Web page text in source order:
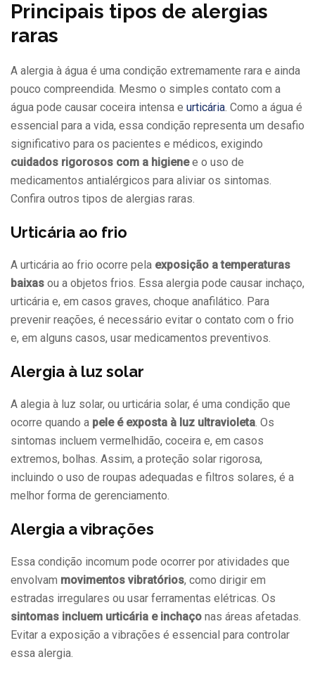
Principais tipos de alergias
raras
A alergia à água é uma condição extremamente rara e ainda
pouco compreendida. Mesmo o simples contato com a
água pode causar coceira intensa e urticária. Como a água é
essencial para a vida, essa condição representa um desafio
significativo para os pacientes e médicos, exigindo
cuidados rigorosos com a higienee o uso de
medicamentos antialérgicos para aliviar os sintomas.
Confira outros tipos de alergias raras.
Urticária ao frio
A urticária ao frio ocorre pela exposição a temperaturas
baixas ou a objetos frios. Essa alergia pode causar inchaço,
urticária e, em casos graves, choque anafilático. Para
prevenir reações, é necessário evitar o contato com o frio
e, em alguns casos, usar medicamentos preventivos.
Alergia à luz solar
A alegia à luz solar, ou urticária solar, é uma condição que
ocorre quando a pele é exposta à luz ultravioleta. Os
sintomas incluem vermelhidão, coceira e, em casos
extremos, bolhas. Assim, a proteção solar rigorosa,
incluindo o uso de roupas adequadas e filtros solares, é a
melhor forma de gerenciamento.
Alergia a vibrações
Essa condição incomum pode ocorrer por atividades que
envolvam movimentos vibratórios, como dirigir em
estradas irregulares ou usar ferramentas elétricas. Os
sintomas incluem urticária e inchaço nas áreas afetadas.
Evitar a exposição a vibrações é essencial para controlar
essa alergia.